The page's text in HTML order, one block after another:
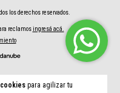
para agilizar tu
los derechos reservados.
reclamos ingresá acá.